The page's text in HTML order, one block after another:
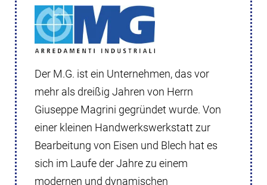
Der M.G. ist ein Unternehmen, das vor
mehr als dreißig Jahren von Herrn
Giuseppe Magrini gegründet wurde. Von
einer kleinen Handwerkswerkstatt zur
Bearbeitung von Eisen und Blech hat es
sich im Laufe der Jahre zu einem
modernen und dynamischen